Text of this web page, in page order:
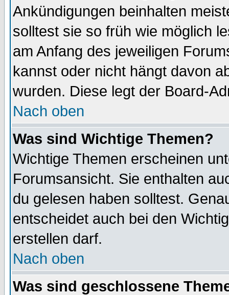
Ankündigungen beinhalten
solltest sie so früh wie möglich
am Anfang des jeweiligen
kannst oder nicht hängt davon
wurden. Diese legt der Board-
Nach oben
Was sind Wichtige Themen?
Wichtige Themen erscheinen
Forumsansicht. Sie enthalten
du gelesen haben solltest.
entscheidet auch bei den
erstellen darf.
Nach oben
Was sind geschlossene